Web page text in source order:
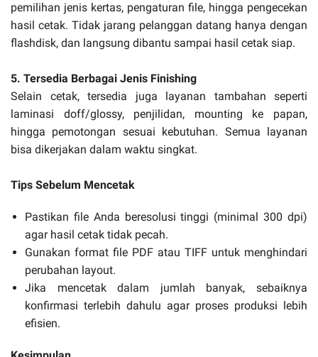
pemilihan jenis kertas, pengaturan file, hingga pengecekan
hasil cetak. Tidak jarang pelanggan datang hanya dengan
flashdisk, dan langsung dibantu sampai hasil cetak siap.
5. Tersedia Berbagai Jenis Finishing
Selain cetak, tersedia juga layanan tambahan seperti
laminasi doff/glossy, penjilidan, mounting ke papan,
hingga pemotongan sesuai kebutuhan. Semua layanan
bisa dikerjakan dalam waktu singkat.
Tips Sebelum Mencetak
Pastikan file Anda beresolusi tinggi (minimal 300 dpi)
agar hasil cetak tidak pecah.
Gunakan format file PDF atau TIFF untuk menghindari
perubahan layout.
Jika mencetak dalam jumlah banyak, sebaiknya
konfirmasi terlebih dahulu agar proses produksi lebih
efisien.